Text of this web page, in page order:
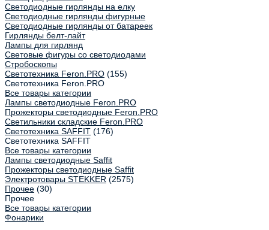
Светодиодные гирлянды на елку
Светодиодные гирлянды фигурные
Светодиодные гирлянды от батареек
Гирлянды белт-лайт
Лампы для гирлянд
Световые фигуры со светодиодами
Стробоскопы
Светотехника Feron.PRO (155)
Светотехника Feron.PRO
Все товары категории
Лампы светодиодные Feron.PRO
Прожекторы светодиодные Feron.PRO
Светильники складские Feron.PRO
Светотехника SAFFIT (176)
Светотехника SAFFIT
Все товары категории
Лампы светодиодные Saffit
Прожекторы светодиодные Saffit
Электротовары STEKKER (2575)
Прочее (30)
Прочее
Все товары категории
Фонарики